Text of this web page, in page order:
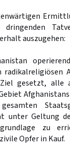
auszugehen:
gesetzt, alle
unter Geltung
zu
Opfer in Kauf.